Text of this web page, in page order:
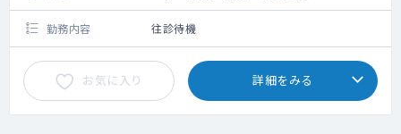
勤務内容 往診待機
お気に入り 詳細をみる